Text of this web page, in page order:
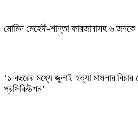
মোমিন মেহেদী-শান্তা ফারজানাসহ ৬ জনকে
‘১ বছরের মধ্যে জুলাই হত্যা মামলার
প্রসিকিউশন’